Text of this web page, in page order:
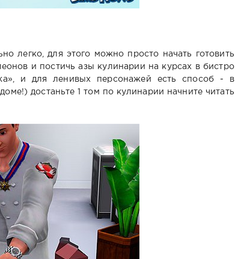
легко, для этого можно просто начать готовить
и постичь азы кулинарии на курсах в бистро
и для ленивых персонажей есть способ - в
достаньте 1 том по кулинарии начните читать